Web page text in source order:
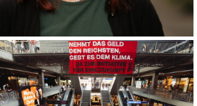
240629 Mirjam Hostetmann (2)